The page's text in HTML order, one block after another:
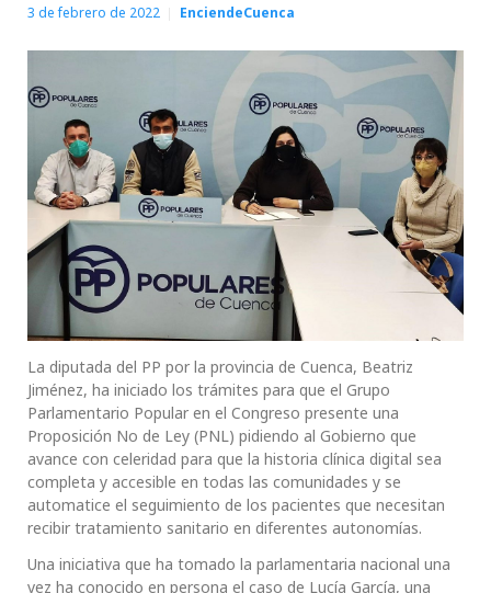
3 de febrero de 2022 EnciendeCuenca
La diputada del PP por la provincia de Cuenca, Beatriz
Jiménez, ha iniciado los trámites para que el Grupo
Parlamentario Popular en el Congreso presente una
Proposición No de Ley (PNL) pidiendo al Gobierno que
avance con celeridad para que la historia clínica digital sea
completa y accesible en todas las comunidades y se
automatice el seguimiento de los pacientes que necesitan
recibir tratamiento sanitario en diferentes autonomías.
Una iniciativa que ha tomado la parlamentaria nacional una
vez ha conocido en persona el caso de Lucía García, una